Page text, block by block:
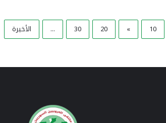
10
»
20
30
... الأخيرة